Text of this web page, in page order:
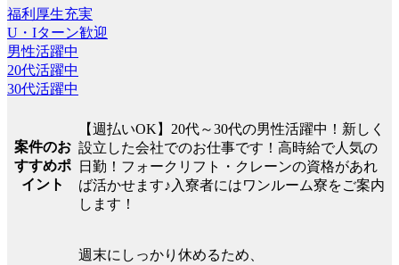
福利厚生充実
U・Iターン歓迎
男性活躍中
20代活躍中
30代活躍中
案件のお
すすめポ
イント
【週払いOK】20代～30代の男性活躍中！新しく
設立した会社でのお仕事です！高時給で人気の
日勤！フォークリフト・クレーンの資格があれ
ば活かせます♪入寮者にはワンルーム寮をご案内
します！
週末にしっかり休めるため、